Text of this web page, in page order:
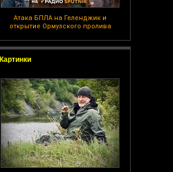
Атака БПЛА на Геленджик и
открытие Ормузского пролива
Картинки